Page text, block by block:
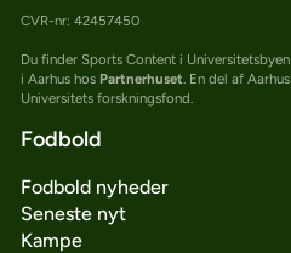
CVR-nr: 42457450
Du finder Sports Content i Universitetsbyen
i Aarhus hos Partnerhuset. En del af Aarhus
Universitets forskningsfond.
Fodbold
Fodbold nyheder
Seneste nyt
Kampe